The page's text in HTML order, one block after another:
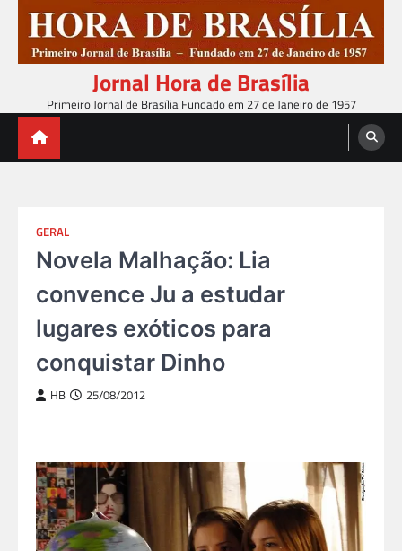
content
Jornal Hora de Brasília
Primeiro Jornal de Brasília Fundado em 27 de Janeiro de 1957
GERAL
Novela Malhação: Lia
convence Ju a estudar
lugares exóticos para
conquistar Dinho
HB 25/08/2012